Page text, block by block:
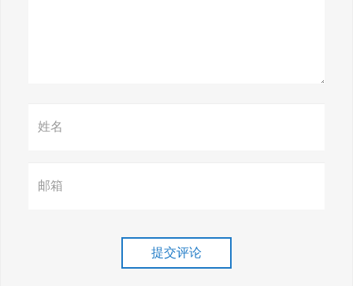
巧介绍！
提交评论